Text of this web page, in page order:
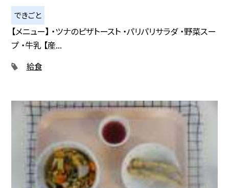
できごと
【メニュー】 ・ツナのピザトースト ・パリパリサラダ ・野菜スー
プ ・牛乳 【産...
給食